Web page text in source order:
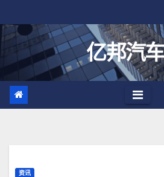
至
亿邦汽
资讯